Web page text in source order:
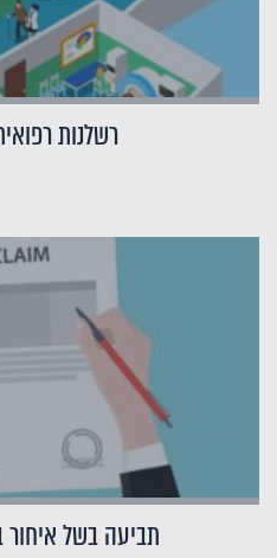
רשלנות
תביעה בשל איחור